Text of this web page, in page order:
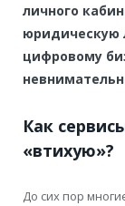
личного
юридическую
цифровому
Как
«втихую»?
До сих пор